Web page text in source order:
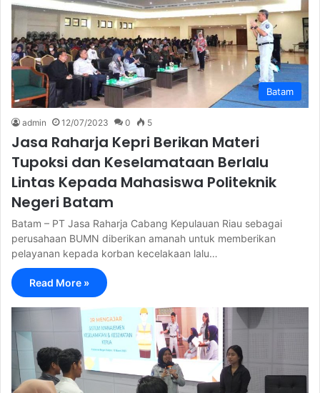
Batam
admin 12/07/2023 0 5
Jasa Raharja Kepri Berikan Materi
Tupoksi dan Keselamataan Berlalu
Lintas Kepada Mahasiswa Politeknik
Negeri Batam
Batam – PT Jasa Raharja Cabang Kepulauan Riau sebagai
perusahaan BUMN diberikan amanah untuk memberikan
pelayanan kepada korban kecelakaan lalu…
Read More »